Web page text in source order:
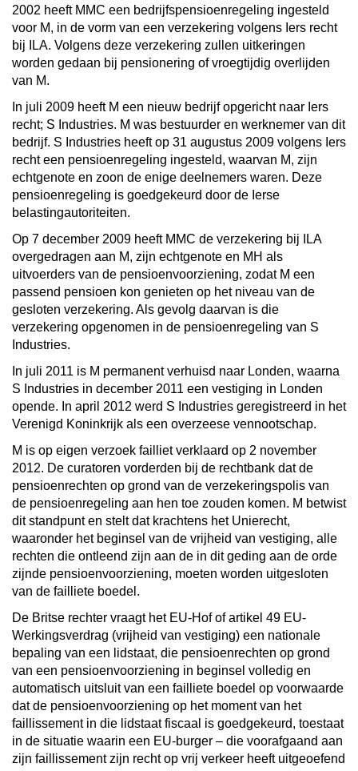
2002 heeft MMC een bedrijfspensioenregeling ingesteld
voor M, in de vorm van een verzekering volgens Iers recht
bij ILA. Volgens deze verzekering zullen uitkeringen
worden gedaan bij pensionering of vroegtijdig overlijden
van M.
In juli 2009 heeft M een nieuw bedrijf opgericht naar Iers
recht; S Industries. M was bestuurder en werknemer van dit
bedrijf. S Industries heeft op 31 augustus 2009 volgens Iers
recht een pensioenregeling ingesteld, waarvan M, zijn
echtgenote en zoon de enige deelnemers waren. Deze
pensioenregeling is goedgekeurd door de Ierse
belastingautoriteiten.
Op 7 december 2009 heeft MMC de verzekering bij ILA
overgedragen aan M, zijn echtgenote en MH als
uitvoerders van de pensioenvoorziening, zodat M een
passend pensioen kon genieten op het niveau van de
gesloten verzekering. Als gevolg daarvan is die
verzekering opgenomen in de pensioenregeling van S
Industries.
In juli 2011 is M permanent verhuisd naar Londen, waarna
S Industries in december 2011 een vestiging in Londen
opende. In april 2012 werd S Industries geregistreerd in het
Verenigd Koninkrijk als een overzeese vennootschap.
M is op eigen verzoek failliet verklaard op 2 november
2012. De curatoren vorderden bij de rechtbank dat de
pensioenrechten op grond van de verzekeringspolis van
de pensioenregeling aan hen toe zouden komen. M betwist
dit standpunt en stelt dat krachtens het Unierecht,
waaronder het beginsel van de vrijheid van vestiging, alle
rechten die ontleend zijn aan de in dit geding aan de orde
zijnde pensioenvoorziening, moeten worden uitgesloten
van de failliete boedel.
De Britse rechter vraagt het EU-Hof of artikel 49 EU-
Werkingsverdrag (vrijheid van vestiging) een nationale
bepaling van een lidstaat, die pensioenrechten op grond
van een pensioenvoorziening in beginsel volledig en
automatisch uitsluit van een failliete boedel op voorwaarde
dat de pensioenvoorziening op het moment van het
faillissement in die lidstaat fiscaal is goedgekeurd, toestaat
in de situatie waarin een EU-burger – die voorafgaand aan
zijn faillissement zijn recht op vrij verkeer heeft uitgeoefend